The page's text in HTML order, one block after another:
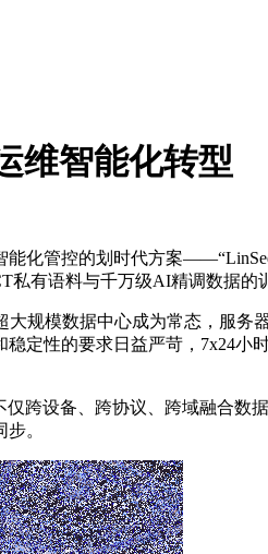
维智能化转型
化管控的划时代方案
有语料与千万级AI精调数据的
规模数据中心成为常态，服务
定性的要求日益严苛，7x24小
跨设备、跨协议、跨域融合
。